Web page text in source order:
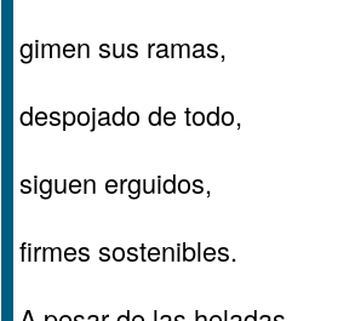
gimen sus ramas,
despojado de todo,
siguen erguidos,
firmes sostenibles.